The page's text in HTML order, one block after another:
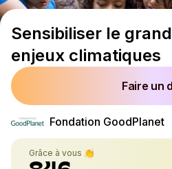
Sensibiliser le
enjeux climatiques
Faire un
Fondation GoodPlanet
Grâce à vous 👏